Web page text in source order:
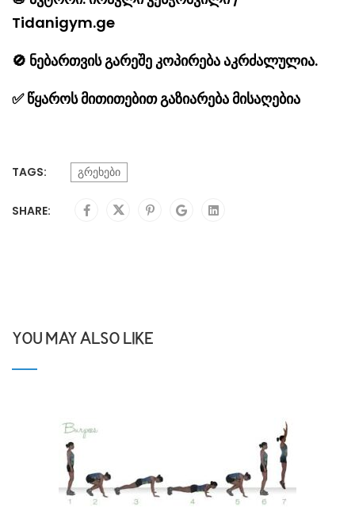
Tidanigym.ge
🚫 ნებართვის გარეშე კოპირება აკრძალულია.
✅წყაროს მითითებით გაზიარება მისაღებია
TAGS: გრეხები
SHARE:
YOU MAY ALSO LIKE